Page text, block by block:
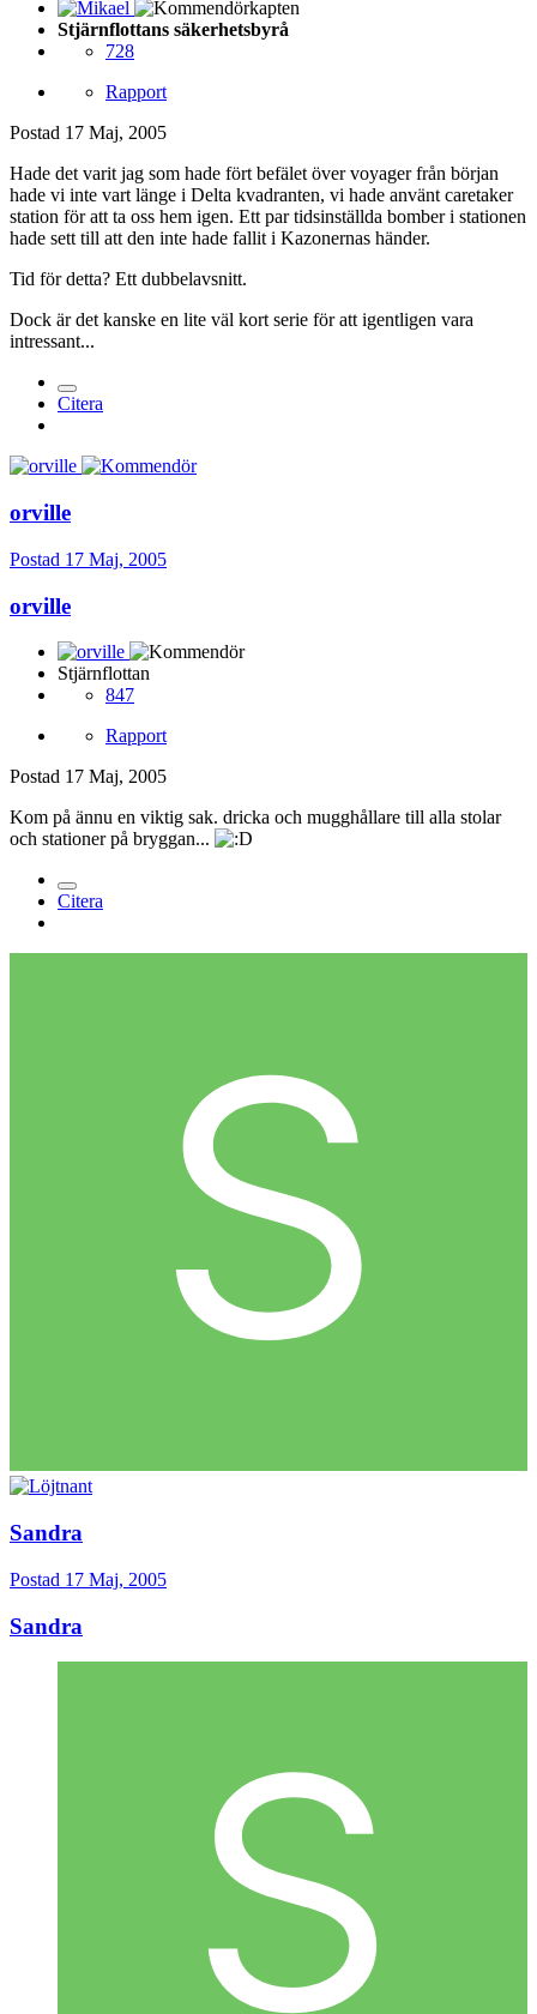
Stjärnflottans säkerhetsbyrå
728
Rapport
Postad 17 Maj, 2005
Hade det varit jag som hade fört befälet över voyager från början
hade vi inte vart länge i Delta kvadranten, vi hade använt caretaker
station för att ta oss hem igen. Ett par tidsinställda bomber i stationen
hade sett till att den inte hade fallit i Kazonernas händer.
Tid för detta? Ett dubbelavsnitt.
Dock är det kanske en lite väl kort serie för att igentligen vara
intressant...
Citera
orville
Postad 17 Maj, 2005
orville
Stjärnflottan
847
Rapport
Postad 17 Maj, 2005
Kom på ännu en viktig sak. dricka och mugghållare till alla stolar
och stationer på bryggan...
Citera
Sandra
Postad 17 Maj, 2005
Sandra